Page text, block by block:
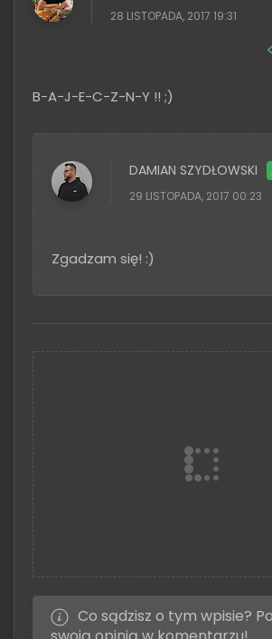
28 LISTOPADA, 2017 19:31
B-A-J-E-C-Z-N-Y !! ;)
DAMIAN SZYDŁOWSKI
29 LISTOPADA, 2017 00:23
Zgadzam się! :)
Co sądzisz o tym wpisie?